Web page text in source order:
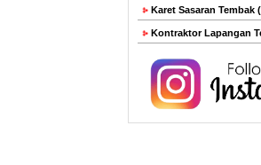
Karet Sasaran Tembak
Kontraktor Lapangan